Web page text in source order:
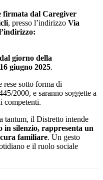
firmata dal Caregiver
, presso l’indirizzo Via
dal giorno della
giugno 2025.
rese sotto forma di
2000, e saranno soggette a
competenti.
tantum, il Distretto intende
in silenzio, rappresenta un
familiare. Un gesto
e il ruolo sociale